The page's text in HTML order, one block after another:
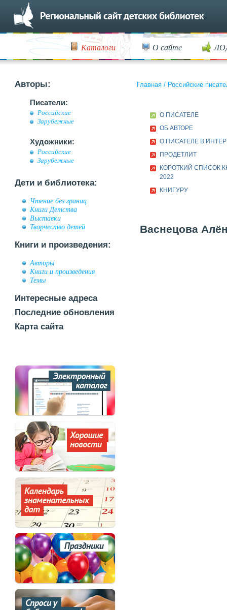
Каталоги О сайте
Авторы:
Писатели:
Российские
Зарубежные
Художники:
Российские
Зарубежные
Дети и библиотека:
Чтение без границ
Книги Детства
Выставки
Творчество детей
Книги и произведения:
Авторы
Книги и произведения
Темы
Интересные адреса
Последние обновления
Карта сайта
Главная / Российские
О ПИСАТЕЛЕ
ОБ АВТОРЕ
О ПИСАТЕЛЕ В
ПРОДЕТЛИТ
КОРОТКИЙ СПИСОК
2022
КНИГУРУ
Васнецова